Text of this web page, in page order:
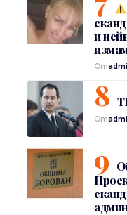
и
От
От